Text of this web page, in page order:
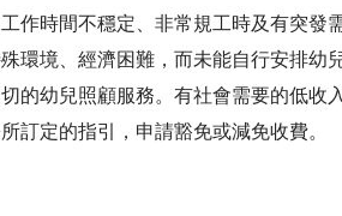
作時間不穩定、非常規工時及有突發
環境、經濟困難，而未能自行安排幼
的幼兒照顧服務。有社會需要的低收
訂定的指引，申請豁免或減免收費。